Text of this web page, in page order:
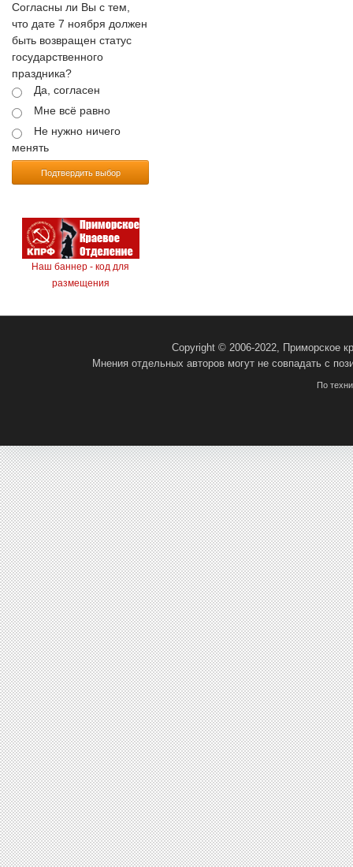
Согласны ли Вы с тем,
что дате 7 ноября должен
быть возвращен статус
государственного
праздника?
Да, согласен
Мне всё равно
Не нужно ничего
менять
Подтвердить выбор
Наш баннер - код для
размещения
Copyright © 2006-2022, Приморское
Мнения отдельных авторов могут не совпадать с
По